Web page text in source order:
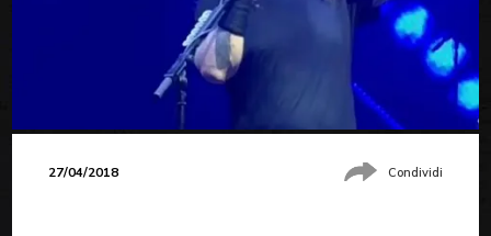
27/04/2018 Condividi